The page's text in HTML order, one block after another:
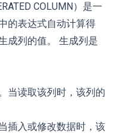
COLUMN）是一
的表达式自动计算得
成列的值。 生成列是
当读取该列时，该列的
插入或修改数据时，该